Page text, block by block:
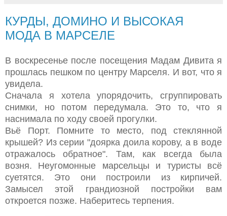
КУРДЫ, ДОМИНО И ВЫСОКАЯ
МОДА В МАРСЕЛЕ
В воскресенье после посещения Мадам Дивита я
прошлась пешком по центру Марселя. И вот, что я
увидела.
Сначала я хотела упорядочить, сгруппировать
снимки, но потом передумала. Это то, что я
наснимала по ходу своей прогулки.
Вьё Порт. Помните то место, под стеклянной
крышей? Из серии "доярка доила корову, а в воде
отражалось обратное". Там, как всегда была
возня. Неугомонные марсельцы и туристы всё
суетятся. Это они построили из кирпичей.
Замысел этой грандиозной постройки вам
откроется позже. Наберитесь терпения.